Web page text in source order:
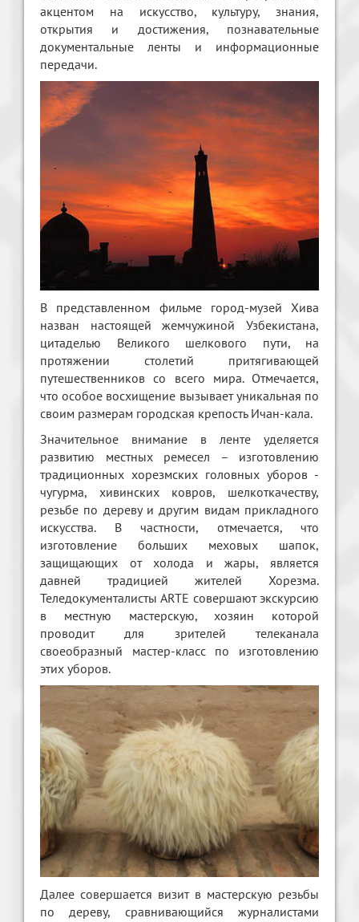
акцентом на искусство, культуру, знания,
открытия и достижения, познавательные
документальные ленты и информационные
передачи.
В представленном фильме город-музей Хива
назван настоящей жемчужиной Узбекистана,
цитаделью Великого шелкового пути, на
протяжении столетий притягивающей
путешественников со всего мира. Отмечается,
что особое восхищение вызывает уникальная по
своим размерам городская крепость Ичан-кала.
Значительное внимание в ленте уделяется
развитию местных ремесел – изготовлению
традиционных хорезмских головных уборов -
чугурма, хивинских ковров, шелкоткачеству,
резьбе по дереву и другим видам прикладного
искусства. В частности, отмечается, что
изготовление больших меховых шапок,
защищающих от холода и жары, является
давней традицией жителей Хорезма.
Теледокументалисты ARTE совершают экскурсию
в местную мастерскую, хозяин которой
проводит для зрителей телеканала
своеобразный мастер-класс по изготовлению
этих уборов.
Далее совершается визит в мастерскую резьбы
по дереву, сравнивающийся журналистами